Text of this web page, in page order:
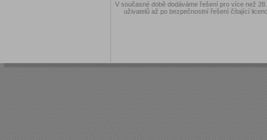
V současné době dodáváme řešení pro více než
uživatelů až po bezpečnostní řešení čítající